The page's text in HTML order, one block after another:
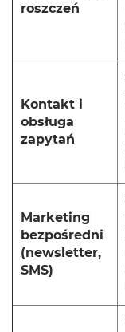
roszczeń
Kontakt i
obsługa
zapytań
Marketing
bezpośredni
(newsletter,
SMS)